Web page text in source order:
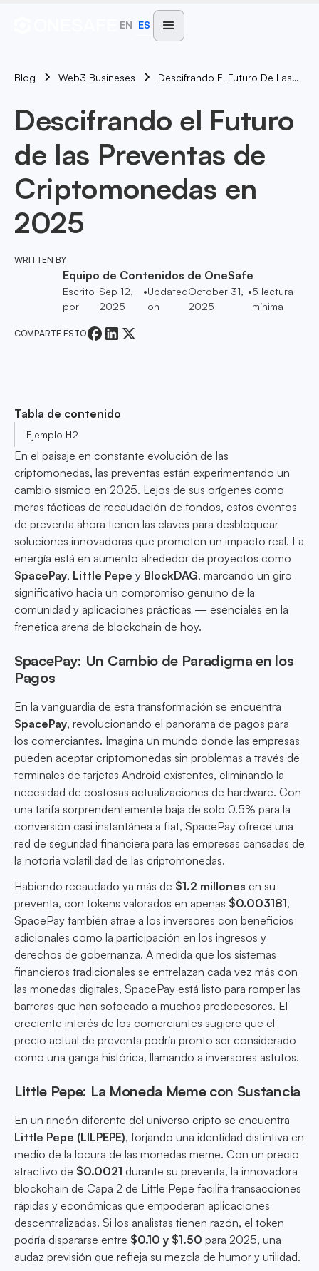
EN ES
Blog Web3 Busineses Descifrando El Futuro De Las Preventas De Criptomonedas En 2025
Descifrando el Futuro
de las Preventas de
Criptomonedas en
2025
WRITTEN BY
Equipo de Contenidos de OneSafe
Escrito
por
Sep 12,
2025
•Updated
on
October 31,
2025
•5 lectura
mínima
COMPARTE ESTO
Tabla de contenido
Ejemplo H2
En el paisaje en constante evolución de las
criptomonedas, las preventas están experimentando un
cambio sísmico en 2025. Lejos de sus orígenes como
meras tácticas de recaudación de fondos, estos eventos
de preventa ahora tienen las claves para desbloquear
soluciones innovadoras que prometen un impacto real. La
energía está en aumento alrededor de proyectos como
SpacePay, Little Pepe y BlockDAG, marcando un giro
significativo hacia un compromiso genuino de la
comunidad y aplicaciones prácticas — esenciales en la
frenética arena de blockchain de hoy.
SpacePay: Un Cambio de Paradigma en los
Pagos
En la vanguardia de esta transformación se encuentra
SpacePay, revolucionando el panorama de pagos para
los comerciantes. Imagina un mundo donde las empresas
pueden aceptar criptomonedas sin problemas a través de
terminales de tarjetas Android existentes, eliminando la
necesidad de costosas actualizaciones de hardware. Con
una tarifa sorprendentemente baja de solo 0.5% para la
conversión casi instantánea a fiat, SpacePay ofrece una
red de seguridad financiera para las empresas cansadas de
la notoria volatilidad de las criptomonedas.
Habiendo recaudado ya más de $1.2 millones en su
preventa, con tokens valorados en apenas $0.003181,
SpacePay también atrae a los inversores con beneficios
adicionales como la participación en los ingresos y
derechos de gobernanza. A medida que los sistemas
financieros tradicionales se entrelazan cada vez más con
las monedas digitales, SpacePay está listo para romper las
barreras que han sofocado a muchos predecesores. El
creciente interés de los comerciantes sugiere que el
precio actual de preventa podría pronto ser considerado
como una ganga histórica, llamando a inversores astutos.
Little Pepe: La Moneda Meme con Sustancia
En un rincón diferente del universo cripto se encuentra
Little Pepe (LILPEPE), forjando una identidad distintiva en
medio de la locura de las monedas meme. Con un precio
atractivo de $0.0021 durante su preventa, la innovadora
blockchain de Capa 2 de Little Pepe facilita transacciones
rápidas y económicas que empoderan aplicaciones
descentralizadas. Si los analistas tienen razón, el token
podría dispararse entre $0.10 y $1.50 para 2025, una
audaz previsión que refleja su mezcla de humor y utilidad.